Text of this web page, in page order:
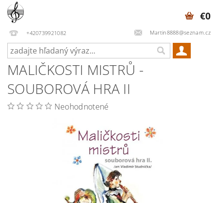
+420739921082 Martin8888@seznam.cz
€0
MALIČKOSTI MISTRŮ -
SOUBOROVÁ HRA II
Neohodnotené